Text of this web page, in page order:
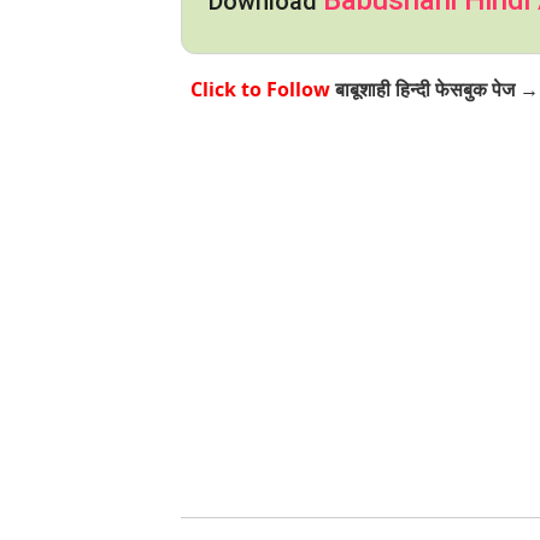
Click to Followबाबूशाही हिन्दी फेसबुक पेज →